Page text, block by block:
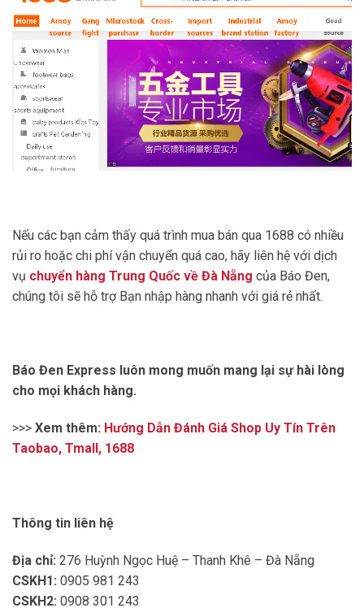
Nếu các bạn cảm thấy quá trình mua bán qua 1688 có nhiều
rủi ro hoặc chi phí vận chuyển quá cao, hãy liên hệ với dịch
vụ chuyển hàng Trung Quốc về Đà Nẵng của Báo Đen,
chúng tôi sẽ hỗ trợ Bạn nhập hàng nhanh với giá rẻ nhất.
Báo Đen Express luôn mong muốn mang lại sự hài lòng
cho mọi khách hàng.
>>> Xem thêm: Hướng Dẫn Đánh Giá Shop Uy Tín Trên
Taobao, Tmall, 1688
Thông tin liên hệ
Địa chỉ: 276 Huỳnh Ngọc Huệ – Thanh Khê – Đà Nẵng
CSKH1: 0905 981 243
CSKH2: 0908 301 243